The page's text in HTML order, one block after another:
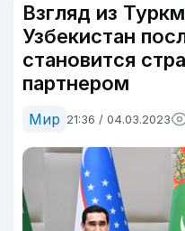
Взгляд из
Узбекистан
становится
партнером
Мир 21:36 / 04.03.2023